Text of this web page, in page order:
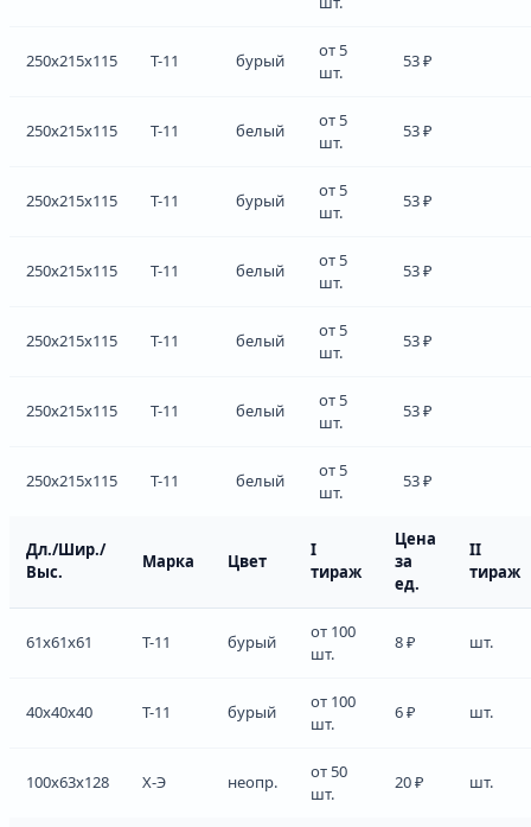
250x215x115 Т-11 бурый
от 5
шт.
53 ₽
250x215x115 Т-11 белый
от 5
шт.
53 ₽
250x215x115 Т-11 бурый
от 5
шт.
53 ₽
250x215x115 Т-11 белый
от 5
шт.
53 ₽
250x215x115 Т-11 белый
от 5
шт.
53 ₽
250x215x115 Т-11 белый
от 5
шт.
53 ₽
250x215x115 Т-11 белый
от 5
шт.
53 ₽
Дл./Шир./
Выс.
Марка Цвет
I
тираж
Цена
за
ед.
II
тираж
61x61x61 Т-11 бурый
от 100
шт.
8 ₽ шт.
40x40x40 Т-11 бурый
от 100
шт.
6 ₽ шт.
100x63x128 Х-Э неопр.
от 50
шт.
20 ₽ шт.